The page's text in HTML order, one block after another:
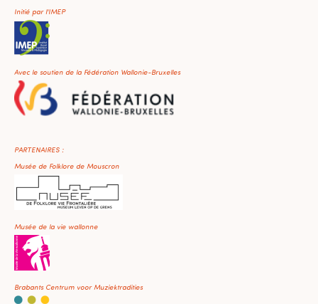
Initié par l'IMEP
Avec le soutien de la Fédération Wallonie-Bruxelles
PARTENAIRES :
Musée de Folklore de Mouscron
Musée de la vie wallonne
Brabants Centrum voor Muziektradities